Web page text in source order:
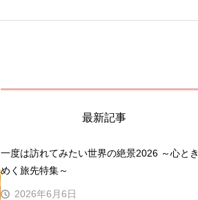
最新記事
一度は訪れてみたい世界の絶景2026 ～心とき
めく旅先特集～
2026年6月6日